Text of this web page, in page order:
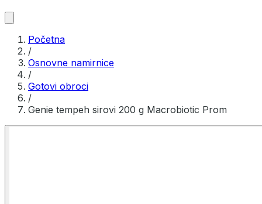
Početna
/
Osnovne namirnice
/
Gotovi obroci
/
Genie tempeh sirovi 200 g Macrobiotic Prom